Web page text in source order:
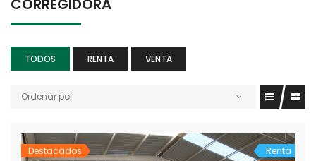
CORREGIDORA
TODOS RENTA VENTA
Ordenar por
Destacados
Renta